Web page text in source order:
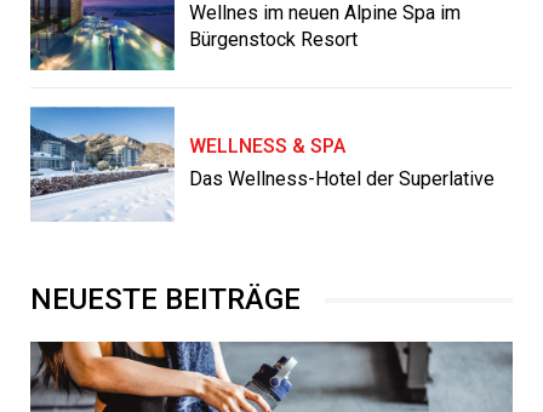
Wellnes im neuen Alpine Spa im
Bürgenstock Resort
WELLNESS & SPA
Das Wellness-Hotel der Superlative
NEUESTE BEITRÄGE